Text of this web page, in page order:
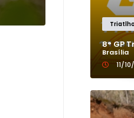
8° GP
Brasília
11/